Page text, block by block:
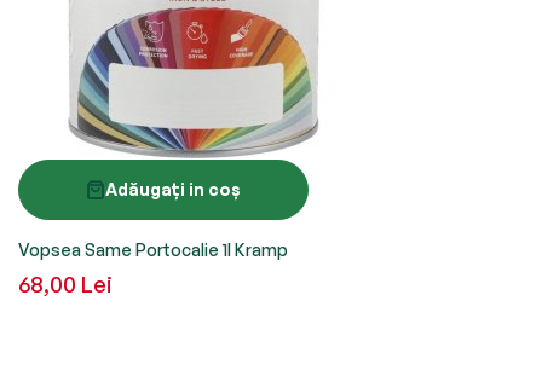
Adăugați in coș
Vopsea Same Portocalie 1l Kramp
68,00 Lei